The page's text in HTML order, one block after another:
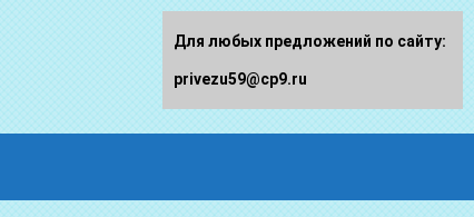
Для любых предложений по сайту:
privezu59@cp9.ru